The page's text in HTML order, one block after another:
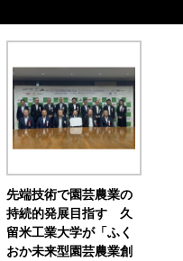
先端技術で園芸農業の
持続的発展目指す 久
留米工業大学が「ふく
おか未来型園芸農業創